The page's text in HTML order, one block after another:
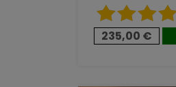
235,00 €